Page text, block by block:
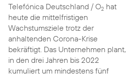
Telefónica Deutschland / O2hat
heute die mittelfristigen
Wachstumsziele trotz der
anhaltenden Corona-Krise
bekräftigt. Das Unternehmen plant,
in den drei Jahren bis 2022
kumuliert um mindestens fünf